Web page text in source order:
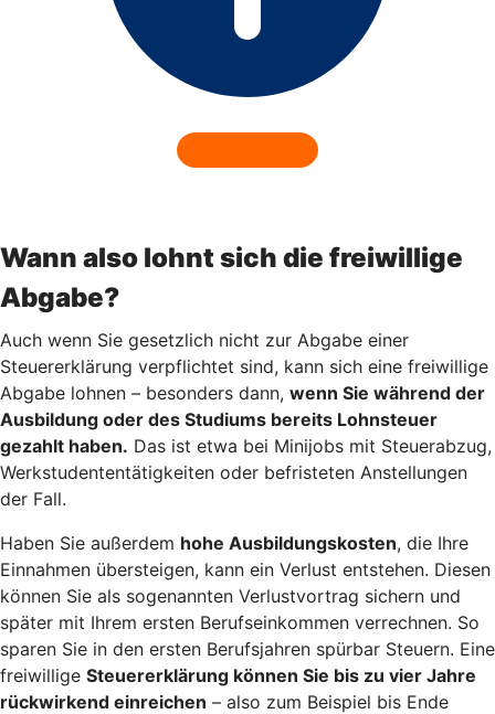
Wann also lohnt sich die freiwillige
Abgabe?
Auch wenn Sie gesetzlich nicht zur Abgabe einer
Steuererklärung verpflichtet sind, kann sich eine freiwillige
Abgabe lohnen – besonders dann, wenn Sie während der
Ausbildung oder des Studiums bereits Lohnsteuer
gezahlt haben. Das ist etwa bei Minijobs mit Steuerabzug,
Werkstudententätigkeiten oder befristeten Anstellungen
der Fall.
Haben Sie außerdem hohe Ausbildungskosten, die Ihre
Einnahmen übersteigen, kann ein Verlust entstehen. Diesen
können Sie als sogenannten Verlustvortrag sichern und
später mit Ihrem ersten Berufseinkommen verrechnen. So
sparen Sie in den ersten Berufsjahren spürbar Steuern. Eine
freiwillige Steuererklärung können Sie bis zu vier Jahre
rückwirkend einreichen – also zum Beispiel bis Ende